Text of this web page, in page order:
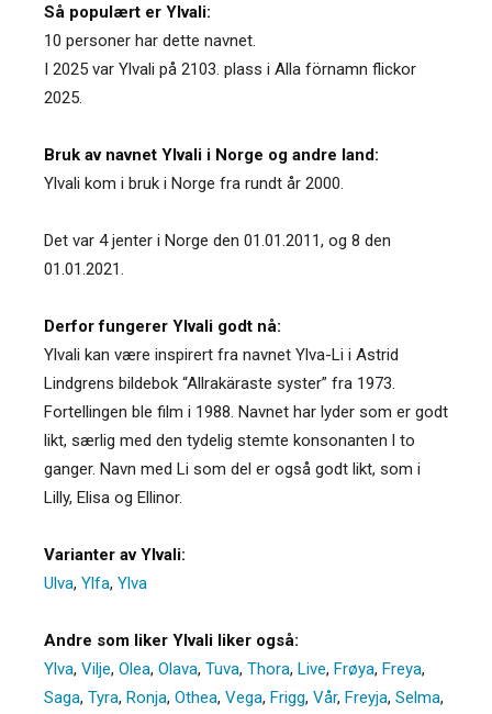
Så populært er Ylvali:
10 personer har dette navnet.
I 2025 var Ylvali på 2103. plass i Alla förnamn flickor
2025.
Bruk av navnet Ylvali i Norge og andre land:
Ylvali kom i bruk i Norge fra rundt år 2000.
Det var 4 jenter i Norge den 01.01.2011, og 8 den
01.01.2021.
Derfor fungerer Ylvali godt nå:
Ylvali kan være inspirert fra navnet Ylva-Li i Astrid
Lindgrens bildebok “Allrakäraste syster” fra 1973.
Fortellingen ble film i 1988. Navnet har lyder som er godt
likt, særlig med den tydelig stemte konsonanten l to
ganger. Navn med Li som del er også godt likt, som i
Lilly, Elisa og Ellinor.
Varianter av Ylvali:
Ulva, Ylfa, Ylva
Andre som liker Ylvali liker også:
Ylva, Vilje, Olea, Olava, Tuva, Thora, Live, Frøya, Freya,
Saga, Tyra, Ronja, Othea, Vega, Frigg, Vår, Freyja, Selma,